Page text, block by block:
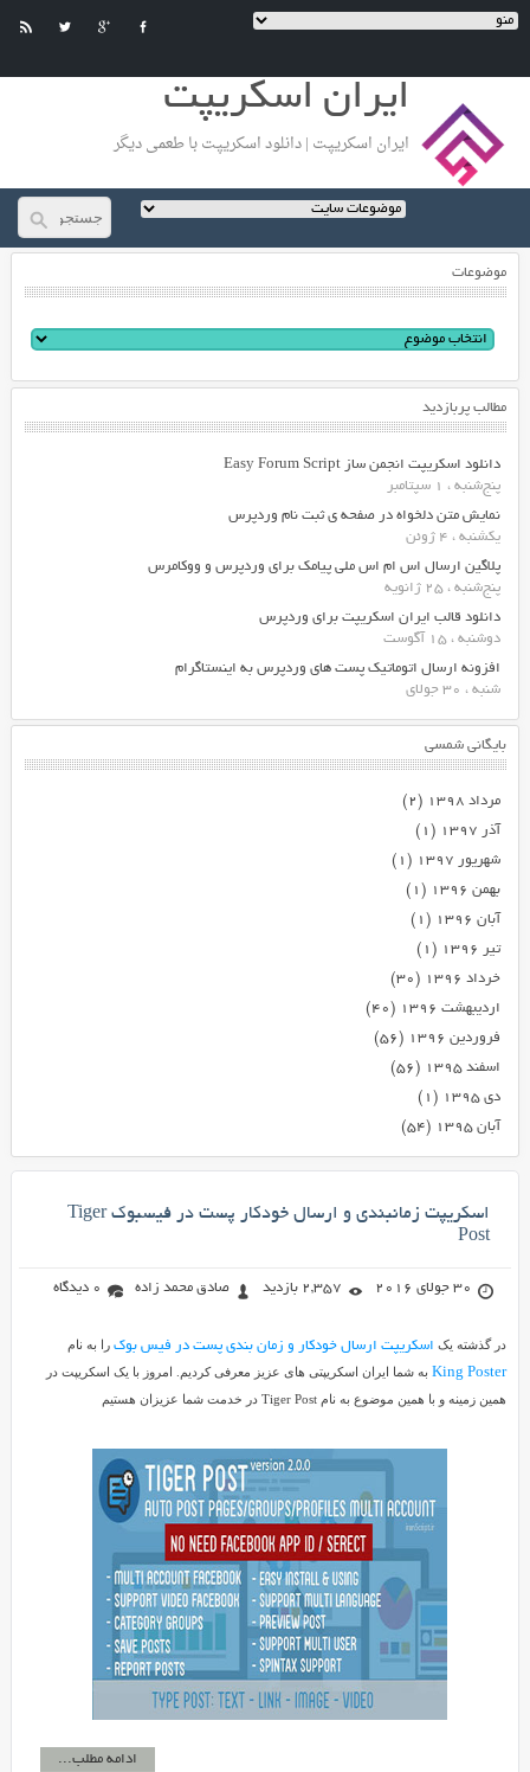
ایران اسکریپت
ایران اسکریپت | دانلود اسکریپت با طعمی دیگر
موضوعات
مطالب پربازدید
دانلود اسکریپت انجمن ساز Easy Forum Script
پنج‌شنبه ، 1 سپتامبر
نمایش متن دلخواه در صفحه ی ثبت نام وردپرس
یکشنبه ، 4 ژوئن
پلاگین ارسال اس ام اس ملی پیامک برای وردپرس و ووکامرس
پنج‌شنبه ، 25 ژانویه
دانلود قالب ایران اسکریپت برای وردپرس
دوشنبه ، 15 آگوست
افزونه ارسال اتوماتیک پست های وردپرس به اینستاگرام
شنبه ، 30 جولای
بایگانی شمسی
مرداد ۱۳۹۸
(۲)
آذر ۱۳۹۷
(۱)
شهریور ۱۳۹۷
(۱)
بهمن ۱۳۹۶
(۱)
آبان ۱۳۹۶
(۱)
تیر ۱۳۹۶
(۱)
خرداد ۱۳۹۶
(۳۰)
اردیبهشت ۱۳۹۶
(۴۰)
فروردین ۱۳۹۶
(۵۶)
اسفند ۱۳۹۵
(۵۶)
دی ۱۳۹۵
(۱)
آبان ۱۳۹۵
(۵۴)
اسکریپت زمانبندی و ارسال خودکار پست در فیسبوک Tiger
Post
30 جولای 2016 2,357 بازدید صادق محمد زاده 0 دیدگاه
در گذشته یک اسکریپت ارسال خودکار و زمان بندی پست در فیس بوک را به نام
King Poster به شما ایران اسکریپتی های عزیز معرفی کردیم. امروز با یک اسکریپت در
همین زمینه و با همین موضوع به نام Tiger Post در خدمت شما عزیزان هستیم
ادامه مطلب...